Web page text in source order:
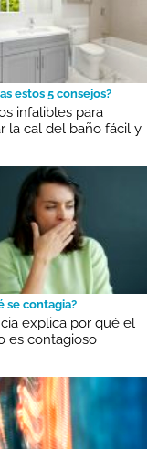
estos 5 consejos?
infalibles para
la cal del baño fácil y
se contagia?
explica por qué el
es contagioso